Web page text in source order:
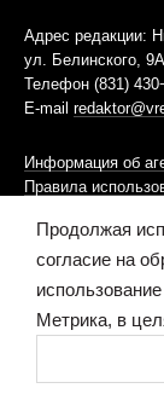
Адрес редакции:
ул. Белинского, 9А
Телефон (831)
E-mail
Информация об
Правила
Информационная
Ресурс содержит
Продолжая
согласие на
Метрика, в